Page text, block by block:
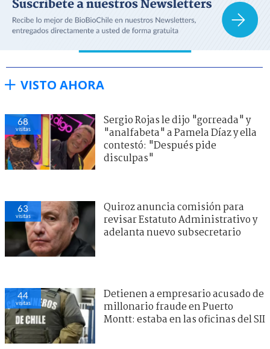
VISTO AHORA
68
visitas
Sergio Rojas le dijo "gorreada" y
"analfabeta" a Pamela Díaz y ella
contestó: "Después pide
disculpas"
63
visitas
Quiroz anuncia comisión para
revisar Estatuto Administrativo y
adelanta nuevo subsecretario
44
visitas
Detienen a empresario acusado de
millonario fraude en Puerto
Montt: estaba en las oficinas del SII